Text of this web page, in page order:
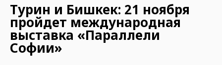
Турин и Бишкек: 21 ноября
пройдет международная
выставка «Параллели
Софии»